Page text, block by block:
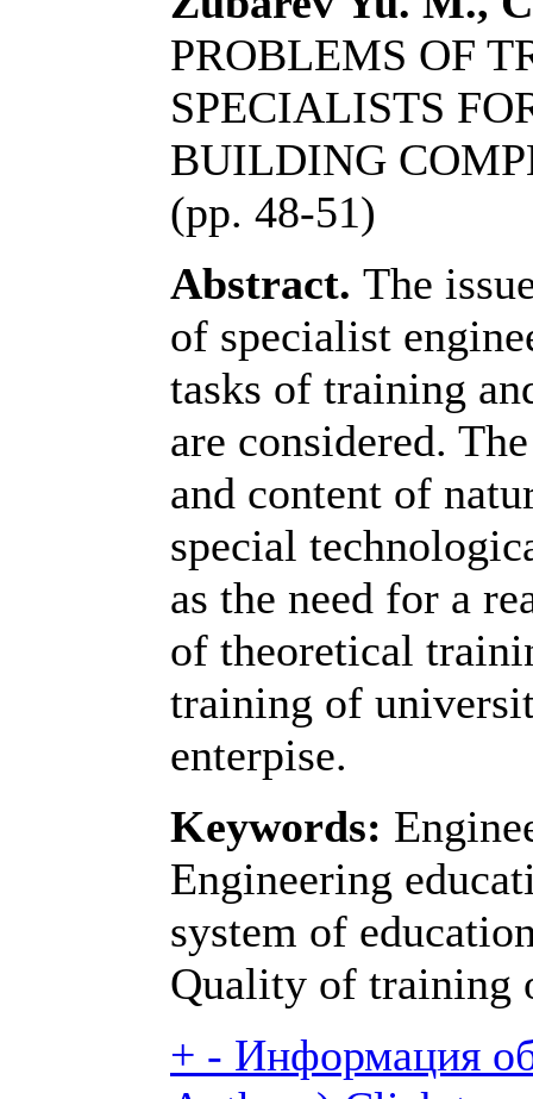
PROBLEMS OF
SPECIALISTS
BUILDING
(pp. 48-51)
Abstract. The
of specialist
tasks of training
are considered.
and content of
special
as the need for a
of theoretical
training of
enterpise.
Keywords:
Engineering
system of
Quality of training
+ - Информация